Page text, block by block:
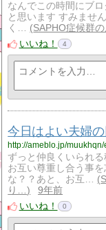
なんでこの時間にブ
と思います すみませ
く…
SAPHO症候群
いいね！
4
今日はよい夫婦の
http://ameblo.jp/
ずっと仲良くいられ
お互い尊重し合う事
な？？あと、お互…
り…
9年前
いいね！
0